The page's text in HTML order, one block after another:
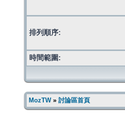
排列順序:
時間範圍:
MozTW» 討論區首頁